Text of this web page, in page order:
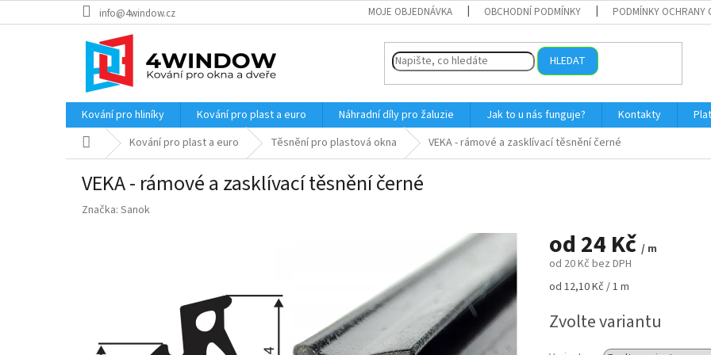
na
info@4window.cz MOJE OBJEDNÁVKA OBCHODNÍ PODMÍNKY PODMÍNKY OCHRANY
HLEDAT
Kování pro hliníky Kování pro plast a euro Náhradní díly pro žaluzie Jak to u nás funguje? Kontakty
Domů Kování pro plast a euro Těsnění pro plastová okna VEKA - rámové a zasklívací těsnění černé
VEKA - rámové a zasklívací těsnění černé
Značka: Sanok
od 24 Kč / m
od 20 Kč bez DPH
Měrná
od 12,10 Kč / 1 m
Zvolte variantu